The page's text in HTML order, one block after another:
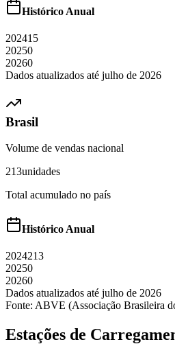
Histórico Anual
202415
20250
20260
Dados atualizados até julho de 2026
Brasil
Volume de vendas nacional
213unidades
Total acumulado no país
Histórico Anual
2024213
20250
20260
Dados atualizados até julho de 2026
Fonte: ABVE (Associação Brasileira
Estações de